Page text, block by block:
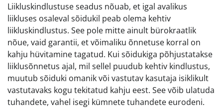
Liikluskindlustuse seadus nõuab, et igal avalikus
liikluses osaleval sõidukil peab olema kehtiv
liikluskindlustus. See pole mitte ainult bürokraatlik
nõue, vaid garantii, et võimaliku õnnetuse korral on
kahju hüvitamine tagatud. Kui sõidukiga põhjustatakse
liiklusõnnetus ajal, mil sellel puudub kehtiv kindlustus,
muutub sõiduki omanik või vastutav kasutaja isiklikult
vastutavaks kogu tekitatud kahju eest. See võib ulatuda
tuhandete, vahel isegi kümnete tuhandete eurodeni.